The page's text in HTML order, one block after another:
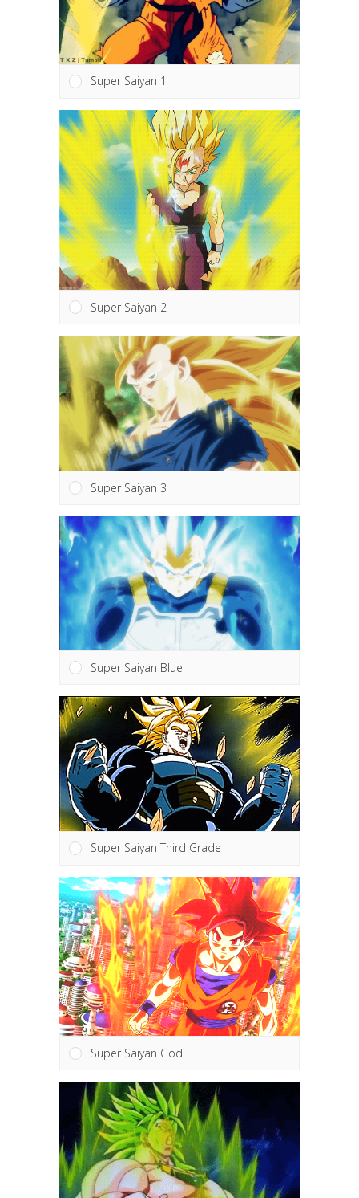
Super Saiyan 1
Super Saiyan 2
Super Saiyan 3
Super Saiyan Blue
Super Saiyan Third Grade
Super Saiyan God